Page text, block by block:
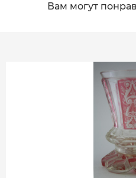
Вам могут